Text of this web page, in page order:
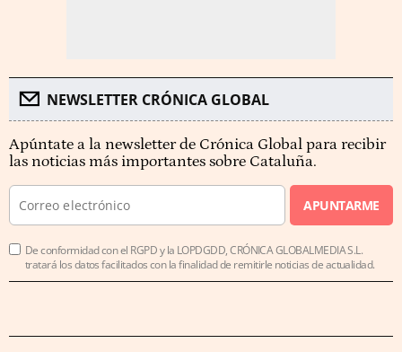
NEWSLETTER CRÓNICA GLOBAL
Apúntate a la newsletter de Crónica Global para recibir
las noticias más importantes sobre Cataluña.
APUNTARME
De conformidad con el RGPD y la LOPDGDD, CRÓNICA GLOBALMEDIA S.L.
tratará los datos facilitados con la finalidad de remitirle noticias de actualidad.